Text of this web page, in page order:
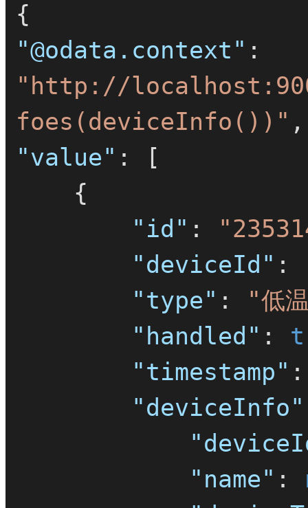
{
"@odata.context" :
"http://
foes(deviceInfo())" ,
"value" :
[
{
"id" :
"deviceId" :
"type" :
"低
"handled" :
"timestamp" :
"deviceInfo"
"name" :